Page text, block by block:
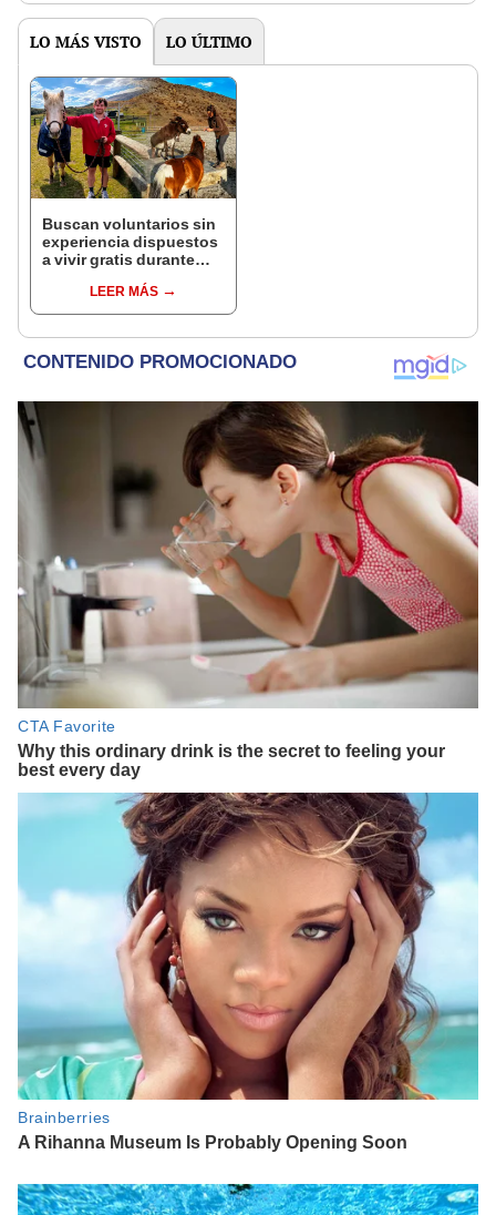
LO MÁS VISTO LO ÚLTIMO
Buscan voluntarios sin
experiencia dispuestos
a vivir gratis durante
cuidar caballos, burros
y otros animales
LEER MÁS